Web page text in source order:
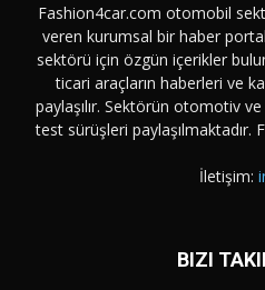
Fashion4car.com otomobil
veren kurumsal bir haber
sektörü için özgün içerikler
ticari araçların haberleri ve
paylaşılır. Sektörün otomotiv
test sürüşleri paylaşılmaktadır.
İletişim:
BIZI